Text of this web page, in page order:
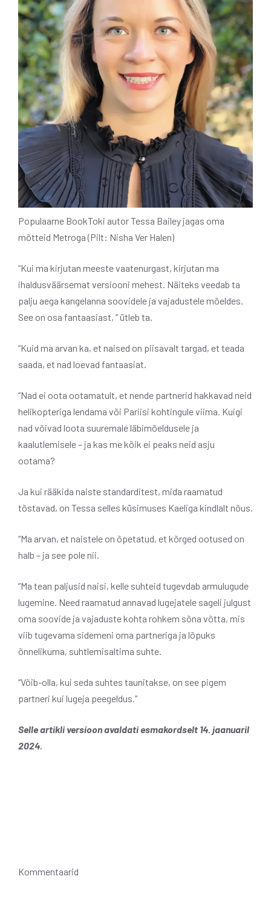
Populaarne BookToki autor Tessa Bailey jagas oma
mõtteid Metroga (Pilt: Nisha Ver Halen)
“Kui ma kirjutan meeste vaatenurgast, kirjutan ma
ihaldusväärsemat versiooni mehest. Näiteks veedab ta
palju aega kangelanna soovidele ja vajadustele mõeldes.
See on osa fantaasiast, ” ütleb ta.
“Kuid ma arvan ka, et naised on piisavalt targad, et teada
saada, et nad loevad fantaasiat.
“Nad ei oota ootamatult, et nende partnerid hakkavad neid
helikopteriga lendama või Pariisi kohtingule viima. Kuigi
nad võivad loota suuremale läbimõeldusele ja
kaalutlemisele – ja kas me kõik ei peaks neid asju
ootama?
Ja kui rääkida naiste standarditest, mida raamatud
tõstavad, on Tessa selles küsimuses Kaeliga kindlalt nõus.
“Ma arvan, et naistele on õpetatud, et kõrged ootused on
halb – ja see pole nii.
“Ma tean paljusid naisi, kelle suhteid tugevdab armulugude
lugemine. Need raamatud annavad lugejatele sageli julgust
oma soovide ja vajaduste kohta rohkem sõna võtta, mis
viib tugevama sidemeni oma partneriga ja lõpuks
õnnelikuma, suhtlemisaltima suhte.
“Võib-olla, kui seda suhtes taunitakse, on see pigem
partneri kui lugeja peegeldus.”
Selle artikli versioon avaldati esmakordselt 14. jaanuaril
2024.
Kommentaarid